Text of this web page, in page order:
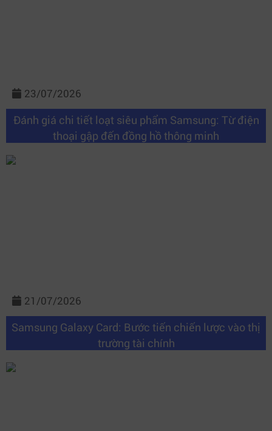
23/07/2026
Đánh giá chi tiết loạt siêu phẩm Samsung: Từ điện
thoại gập đến đồng hồ thông minh
21/07/2026
Samsung Galaxy Card: Bước tiến chiến lược vào thị
trường tài chính